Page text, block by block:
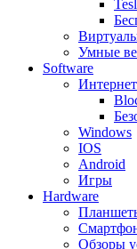
Умные
Software
Интернет
Windows
IOS
Android
Игры
Hardware
Обзоры